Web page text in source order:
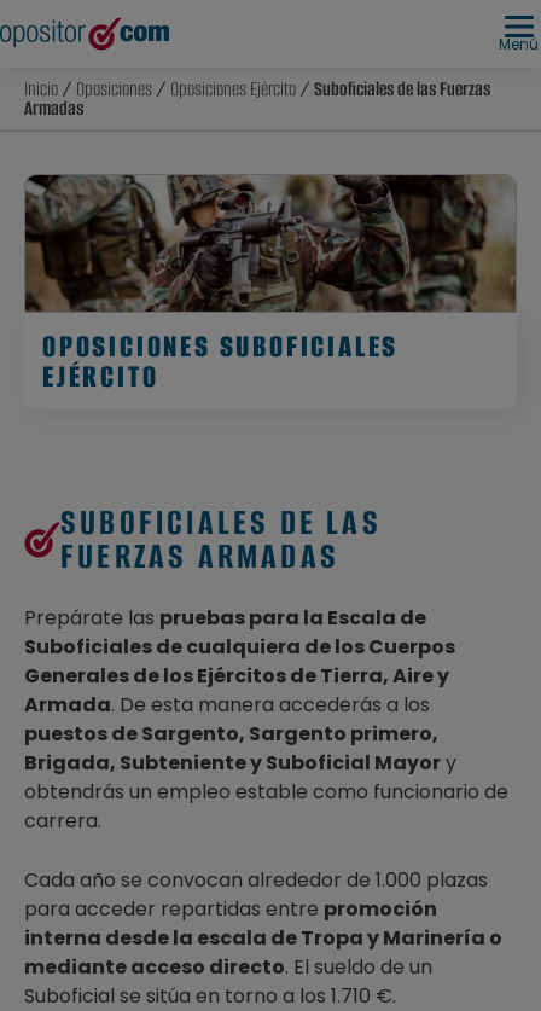
Menú
Inicio/ Oposiciones/ Oposiciones Ejército/ Suboficiales de las Fuerzas
Armadas
OPOSICIONES SUBOFICIALES
EJÉRCITO
SUBOFICIALES DE LAS
FUERZAS ARMADAS
Prepárate las pruebas para la Escala de
Suboficiales de cualquiera de los Cuerpos
Generales de los Ejércitos de Tierra, Aire y
Armada. De esta manera accederás a los
puestos de Sargento, Sargento primero,
Brigada, Subteniente y Suboficial Mayory
obtendrás un empleo estable como funcionario de
carrera.
Cada año se convocan alrededor de 1.000 plazas
para acceder repartidas entre promoción
interna desde la escala de Tropa y Marinería o
mediante acceso directo. El sueldo de un
Suboficial se sitúa en torno a los 1.710 €.